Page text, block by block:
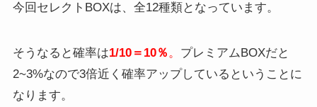
今回セレクトBOXは、全12種類となっています。
そうなると確率は1/10＝10％。 プレミアムBOXだと
2~3%なので3倍近く確率アップしているということに
なります。